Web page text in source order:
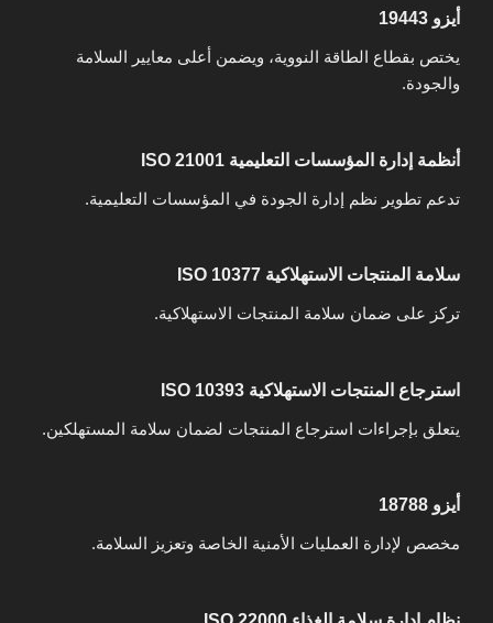
أيزو 19443
يختص بقطاع الطاقة النووية، ويضمن أعلى معايير السلامة
والجودة.
أنظمة إدارة المؤسسات التعليمية ISO 21001
تدعم تطوير نظم إدارة الجودة في المؤسسات التعليمية.
سلامة المنتجات الاستهلاكية ISO 10377
تركز على ضمان سلامة المنتجات الاستهلاكية.
استرجاع المنتجات الاستهلاكية ISO 10393
يتعلق بإجراءات استرجاع المنتجات لضمان سلامة المستهلكين.
أيزو 18788
مخصص لإدارة العمليات الأمنية الخاصة وتعزيز السلامة.